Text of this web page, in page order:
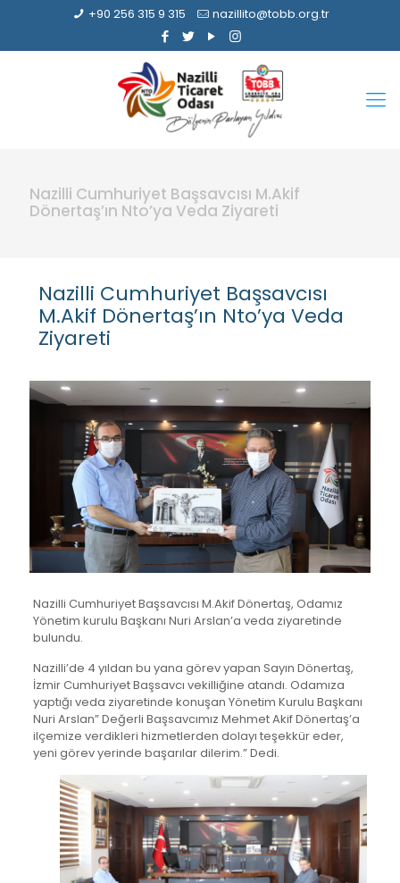
+90 256 315 9 315 nazillito@tobb.org.tr
Nazilli Cumhuriyet Başsavcısı M.Akif
Dönertaş’ın Nto’ya Veda Ziyareti
Nazilli Cumhuriyet Başsavcısı
M.Akif Dönertaş’ın Nto’ya Veda
Ziyareti
Nazilli Cumhuriyet Başsavcısı M.Akif Dönertaş, Odamız
Yönetim kurulu Başkanı Nuri Arslan’a veda ziyaretinde
bulundu.
Nazilli’de 4 yıldan bu yana görev yapan Sayın Dönertaş,
İzmir Cumhuriyet Başsavcı vekilliğine atandı. Odamıza
yaptığı veda ziyaretinde konuşan Yönetim Kurulu Başkanı
Nuri Arslan” Değerli Başsavcımız Mehmet Akif Dönertaş’a
ilçemize verdikleri hizmetlerden dolayı teşekkür eder,
yeni görev yerinde başarılar dilerim.” Dedi.